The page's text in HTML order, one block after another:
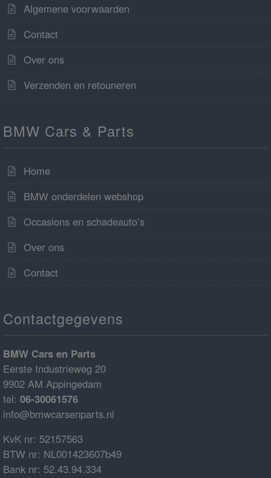
Algemene voorwaarden
Contact
Over ons
Verzenden en retouneren
BMW Cars & Parts
Home
BMW onderdelen webshop
Occasions en schadeauto’s
Over ons
Contact
Contactgegevens
BMW Cars en Parts
Eerste Industrieweg 20
9902 AM Appingedam
tel: 06-30061576
info@bmwcarsenparts.nl
KvK nr: 52157563
BTW nr: NL001423607b49
Bank nr: 52.43.94.334